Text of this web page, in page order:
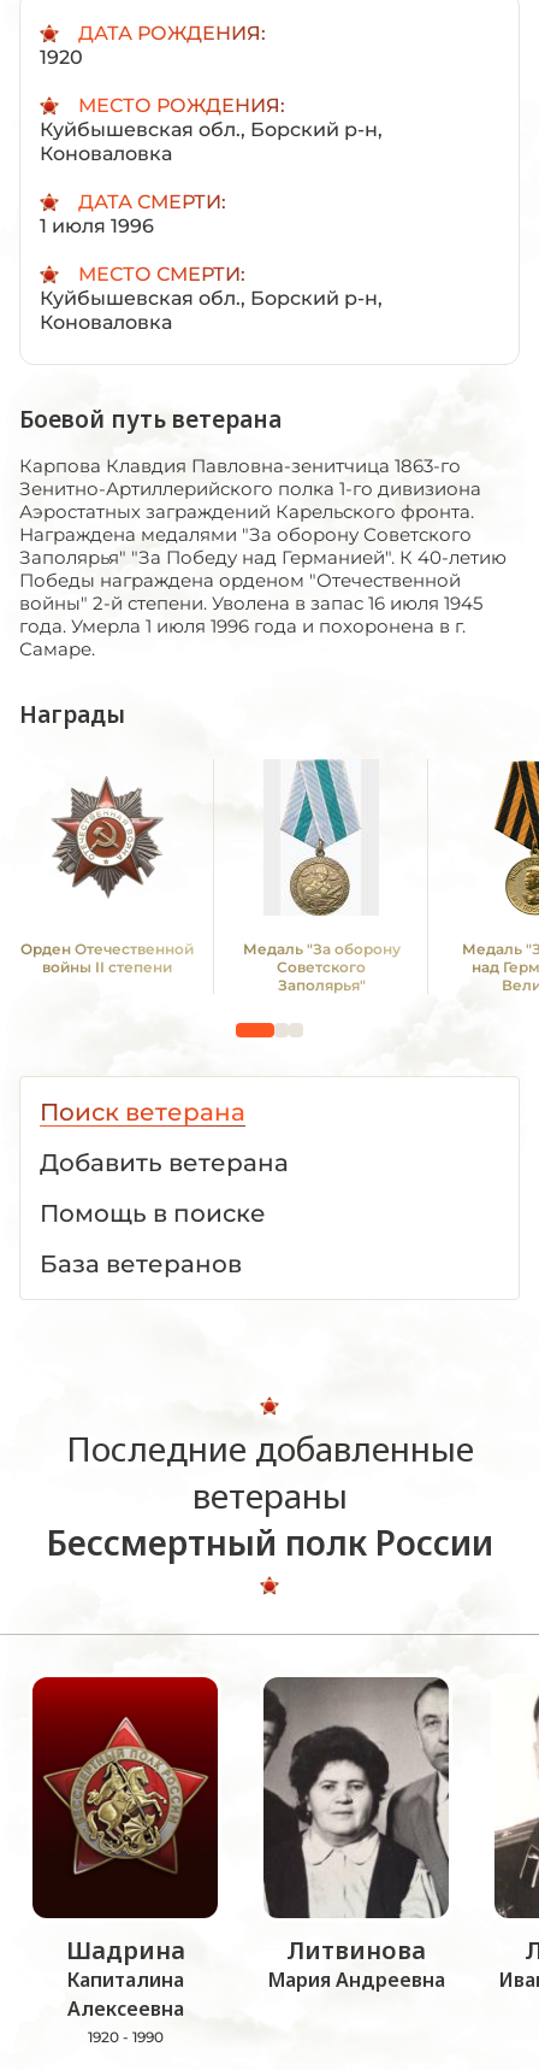
ДАТА РОЖДЕНИЯ:
1920
МЕСТО РОЖДЕНИЯ:
Куйбышевская обл., Борский р-н,
Коноваловка
ДАТА СМЕРТИ:
1 июля 1996
МЕСТО СМЕРТИ:
Куйбышевская обл., Борский р-н,
Коноваловка
Боевой путь ветерана
Карпова Клавдия Павловна-зенитчица 1863-го
Зенитно-Артиллерийского полка 1-го дивизиона
Аэростатных заграждений Карельского фронта.
Награждена медалями "За оборону Советского
Заполярья" "За Победу над Германией". К 40-летию
Победы награждена орденом "Отечественной
войны" 2-й степени. Уволена в запас 16 июля 1945
года. Умерла 1 июля 1996 года и похоронена в г.
Самаре.
Награды
Орден Отечественной
войны II степени
Медаль "За оборону
Советского
Заполярья"
Медаль
над
Поиск ветерана
Добавить ветерана
Помощь в поиске
База ветеранов
Последние добавленные
ветераны
Бессмертный полк России
Шадрина
Капиталина
Алексеевна
1920 - 1990
Литвинова
Мария Андреевна